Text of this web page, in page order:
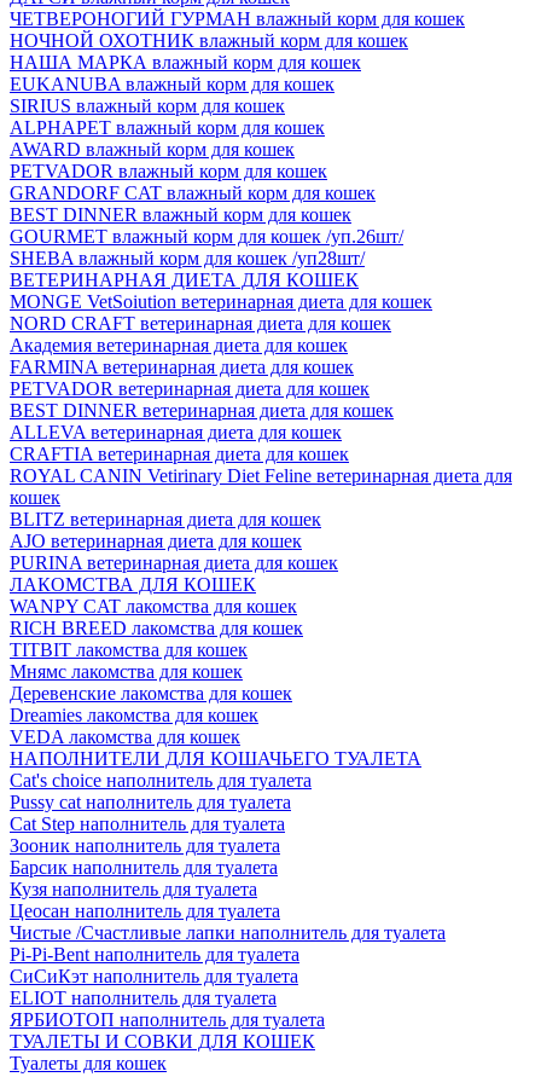
ЧЕТВЕРОНОГИЙ ГУРМАН влажный корм для кошек
НОЧНОЙ ОХОТНИК влажный корм для кошек
НАША МАРКА влажный корм для кошек
EUKANUBA влажный корм для кошек
SIRIUS влажный корм для кошек
ALPHAPET влажный корм для кошек
AWARD влажный корм для кошек
PETVADOR влажный корм для кошек
GRANDORF CAT влажный корм для кошек
BEST DINNER влажный корм для кошек
GOURMET влажный корм для кошек /уп.26шт/
SHEBA влажный корм для кошек /уп28шт/
ВЕТЕРИНАРНАЯ ДИЕТА ДЛЯ КОШЕК
MONGE VetSoiution ветеринарная диета для кошек
NORD CRAFT ветеринарная диета для кошек
Академия ветеринарная диета для кошек
FARMINA ветеринарная диета для кошек
PETVADOR ветеринарная диета для кошек
BEST DINNER ветеринарная диета для кошек
ALLEVA ветеринарная диета для кошек
CRAFTIA ветеринарная диета для кошек
ROYAL CANIN Vetirinary Diet Feline ветеринарная диета для
кошек
BLITZ ветеринарная диета для кошек
AJO ветеринарная диета для кошек
PURINA ветеринарная диета для кошек
ЛАКОМСТВА ДЛЯ КОШЕК
WANPY CAT лакомства для кошек
RICH BREED лакомства для кошек
TITBIT лакомства для кошек
Мнямс лакомства для кошек
Деревенские лакомства для кошек
Dreamies лакомства для кошек
VEDA лакомства для кошек
НАПОЛНИТЕЛИ ДЛЯ КОШАЧЬЕГО ТУАЛЕТА
Cat's choice наполнитель для туалета
Pussy cat наполнитель для туалета
Cat Step наполнитель для туалета
Зооник наполнитель для туалета
Барсик наполнитель для туалета
Кузя наполнитель для туалета
Цеосан наполнитель для туалета
Чистые /Счастливые лапки наполнитель для туалета
Pi-Pi-Bent наполнитель для туалета
СиСиКэт наполнитель для туалета
ELIOT наполнитель для туалета
ЯРБИОТОП наполнитель для туалета
ТУАЛЕТЫ И СОВКИ ДЛЯ КОШЕК
Туалеты для кошек